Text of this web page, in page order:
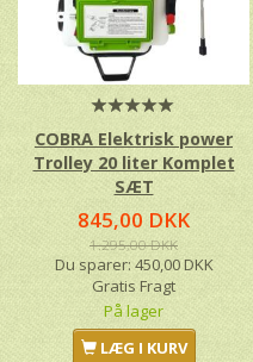
COBRA Elektrisk power
Trolley 20 liter Komplet
SÆT
845,00 DKK
1.295,00 DKK
Du sparer: 450,00 DKK
Gratis Fragt
På lager
LÆG I KURV